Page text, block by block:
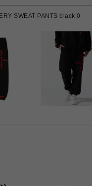
SWEAT PANTS black 0